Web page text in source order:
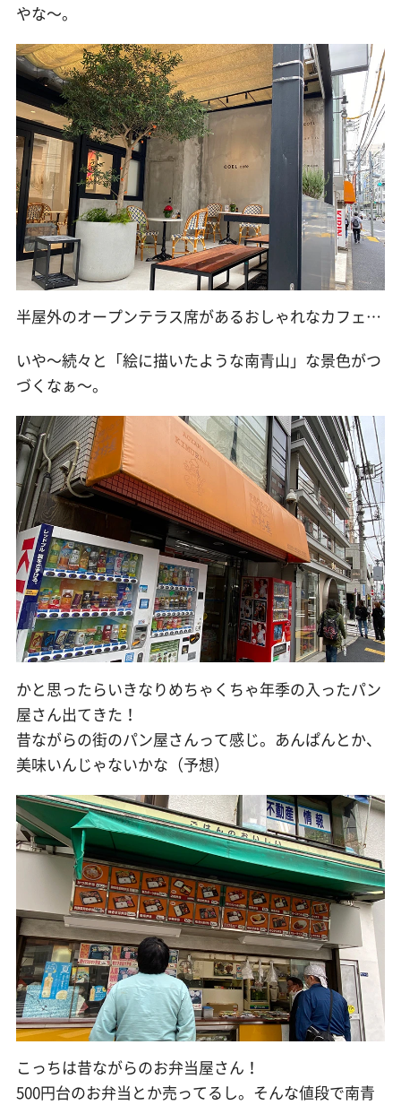
やな〜。
半屋外のオープンテラス席があるおしゃれなカフェ…
いや〜続々と「絵に描いたような南青山」な景色がつ
づくなぁ〜。
かと思ったらいきなりめちゃくちゃ年季の入ったパン
屋さん出てきた！
昔ながらの街のパン屋さんって感じ。あんぱんとか、
美味いんじゃないかな（予想）
こっちは昔ながらのお弁当屋さん！
500円台のお弁当とか売ってるし。そんな値段で南青